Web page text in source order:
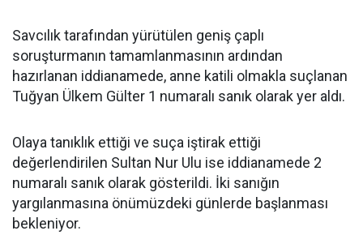
Savcılık tarafından yürütülen geniş çaplı
soruşturmanın tamamlanmasının ardından
hazırlanan iddianamede, anne katili olmakla suçlanan
Tuğyan Ülkem Gülter 1 numaralı sanık olarak yer aldı.
Olaya tanıklık ettiği ve suça iştirak ettiği
değerlendirilen Sultan Nur Ulu ise iddianamede 2
numaralı sanık olarak gösterildi. İki sanığın
yargılanmasına önümüzdeki günlerde başlanması
bekleniyor.